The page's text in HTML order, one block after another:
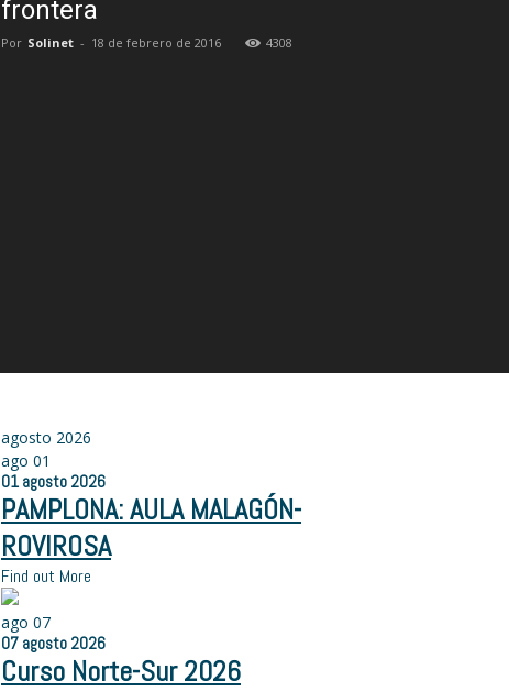
frontera
Por Solinet - 18 de febrero de 2016 4308
agosto 2026
ago 01
01 agosto 2026
PAMPLONA: AULA MALAGÓN-
ROVIROSA
Find out More
ago 07
07 agosto 2026
Curso Norte-Sur 2026